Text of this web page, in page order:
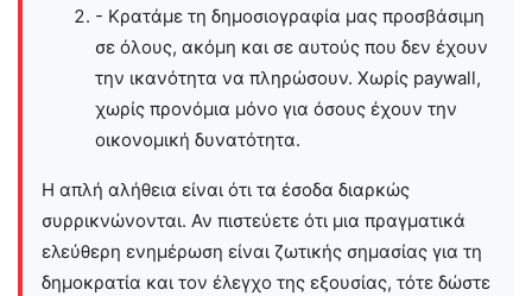
- Κρατάμε τη δημοσιογραφία μας προσβάσιμη
σε όλους, ακόμη και σε αυτούς που δεν έχουν
την ικανότητα να πληρώσουν. Χωρίς paywall,
χωρίς προνόμια μόνο για όσους έχουν την
οικονομική δυνατότητα.
Η απλή αλήθεια είναι ότι τα έσοδα διαρκώς
συρρικνώνονται. Αν πιστεύετε ότι μια πραγματικά
ελεύθερη ενημέρωση είναι ζωτικής σημασίας για τη
δημοκρατία και τον έλεγχο της εξουσίας, τότε δώστε